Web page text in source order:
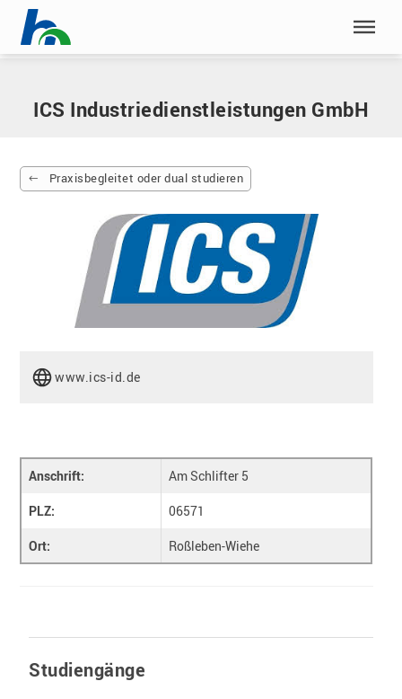
Menü überspringen
Home |Partnerunternehmen ICS Industriedienstleistungen GmbH
ICS Industriedienstleistungen GmbH
Praxisbegleitet oder dual studieren
Studiengänge
www.ics-id.de
Anschrift: Am Schlifter 5
PLZ: 06571
Ort: Roßleben-Wiehe